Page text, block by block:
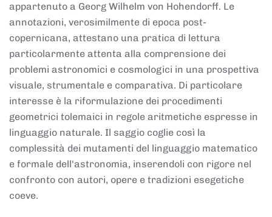
appartenuto a Georg Wilhelm von Hohendorff. Le
annotazioni, verosimilmente di epoca post-
copernicana, attestano una pratica di lettura
particolarmente attenta alla comprensione dei
problemi astronomici e cosmologici in una prospettiva
visuale, strumentale e comparativa. Di particolare
interesse è la riformulazione dei procedimenti
geometrici tolemaici in regole aritmetiche espresse in
linguaggio naturale. Il saggio coglie così la
complessità dei mutamenti del linguaggio matematico
e formale dell'astronomia, inserendoli con rigore nel
confronto con autori, opere e tradizioni esegetiche
coeve.